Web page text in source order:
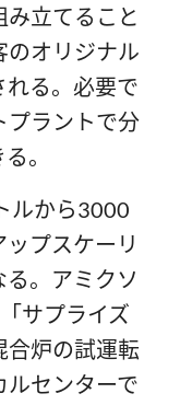
立てること
のオリジナル
れる。必要で
プラントで分
。
ルから3000
プスケーリ
。アミクソ
サプライズ
合炉の試運転
ルセンターで